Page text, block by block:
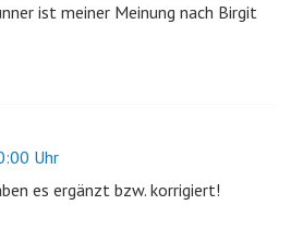
ist meiner Meinung nach Birgit
Uhr
es ergänzt bzw. korrigiert!